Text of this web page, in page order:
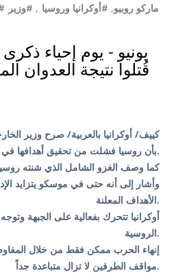
#ماركو روبيو, #أوكرانيا وروسيا , #وزير
قُتلوا نتيجة العدوان
كييف/ أوكرانيا بالعربية/ صرح وزير
بأن روسيا فشلت من تحقيق أهدافها في الحرب ضد أوكرانيا.
كما وصف الغزو الشامل الذي شنته
وأشار إلى أنه حتى في موسكو يتزايد
الأهداف المعلنة.
أوكرانيا تتحرك بفعالية على الجبهة
الروسية.
إنهاء الحرب ممكن فقط من خلال
مواقف الطرفين لا تزال متباعدة جداً.